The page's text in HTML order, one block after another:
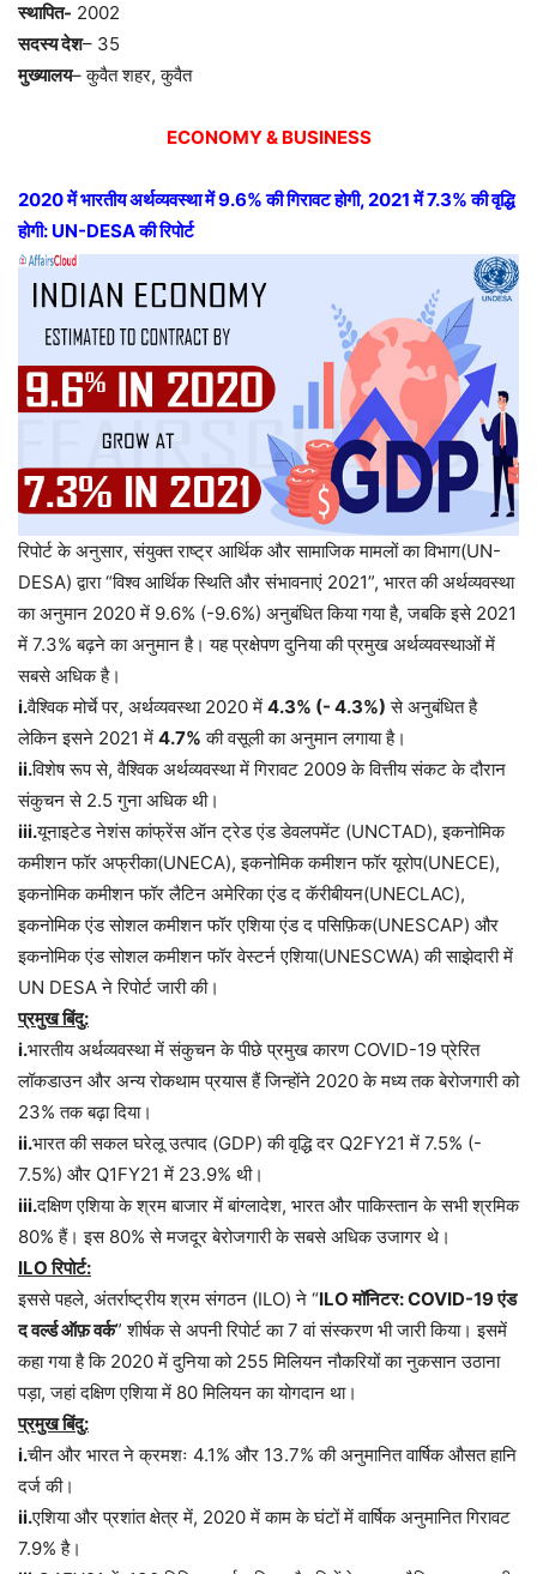
स्थापित- 2002
सदस्य देश– 35
मुख्यालय– कुवैत शहर, कुवैत
ECONOMY & BUSINESS
2020 में भारतीय अर्थव्यवस्था में 9.6% की गिरावट होगी, 2021 में 7.3% की वृद्धि
होगी: UN-DESA की रिपोर्ट
रिपोर्ट के अनुसार, संयुक्त राष्ट्र आर्थिक और सामाजिक मामलों का विभाग(UN-
DESA) द्वारा “विश्व आर्थिक स्थिति और संभावनाएं 2021”, भारत की अर्थव्यवस्था
का अनुमान 2020 में 9.6% (-9.6%) अनुबंधित किया गया है, जबकि इसे 2021
में 7.3% बढ़ने का अनुमान है। यह प्रक्षेपण दुनिया की प्रमुख अर्थव्यवस्थाओं में
सबसे अधिक है।
i.वैश्विक मोर्चे पर, अर्थव्यवस्था 2020 में 4.3% (- 4.3%) से अनुबंधित है
लेकिन इसने 2021 में 4.7% की वसूली का अनुमान लगाया है।
ii.विशेष रूप से, वैश्विक अर्थव्यवस्था में गिरावट 2009 के वित्तीय संकट के दौरान
संकुचन से 2.5 गुना अधिक थी।
iii.यूनाइटेड नेशंस कांफ्रेंस ऑन ट्रेड एंड डेवलपमेंट (UNCTAD), इकनोमिक
कमीशन फॉर अफ्रीका(UNECA), इकनोमिक कमीशन फॉर यूरोप(UNECE),
इकनोमिक कमीशन फॉर लैटिन अमेरिका एंड द कॅरीबीयन(UNECLAC),
इकनोमिक एंड सोशल कमीशन फॉर एशिया एंड द पसिफ़िक(UNESCAP) और
इकनोमिक एंड सोशल कमीशन फॉर वेस्टर्न एशिया(UNESCWA) की साझेदारी में
UN DESA ने रिपोर्ट जारी की।
प्रमुख बिंदु:
i.भारतीय अर्थव्यवस्था में संकुचन के पीछे प्रमुख कारण COVID-19 प्रेरित
लॉकडाउन और अन्य रोकथाम प्रयास हैं जिन्होंने 2020 के मध्य तक बेरोजगारी को
23% तक बढ़ा दिया।
ii.भारत की सकल घरेलू उत्पाद (GDP) की वृद्धि दर Q2FY21 में 7.5% (-
7.5%) और Q1FY21 में 23.9% थी।
iii.दक्षिण एशिया के श्रम बाजार में बांग्लादेश, भारत और पाकिस्तान के सभी श्रमिक
80% हैं। इस 80% से मजदूर बेरोजगारी के सबसे अधिक उजागर थे।
ILO रिपोर्ट:
इससे पहले, अंतर्राष्ट्रीय श्रम संगठन (ILO) ने “ILO मॉनिटर: COVID-19 एंड
द वर्ल्ड ऑफ़ वर्क” शीर्षक से अपनी रिपोर्ट का 7 वां संस्करण भी जारी किया। इसमें
कहा गया है कि 2020 में दुनिया को 255 मिलियन नौकरियों का नुकसान उठाना
पड़ा, जहां दक्षिण एशिया में 80 मिलियन का योगदान था।
प्रमुख बिंदु:
i.चीन और भारत ने क्रमशः 4.1% और 13.7% की अनुमानित वार्षिक औसत हानि
दर्ज की।
ii.एशिया और प्रशांत क्षेत्र में, 2020 में काम के घंटों में वार्षिक अनुमानित गिरावट
7.9% है।